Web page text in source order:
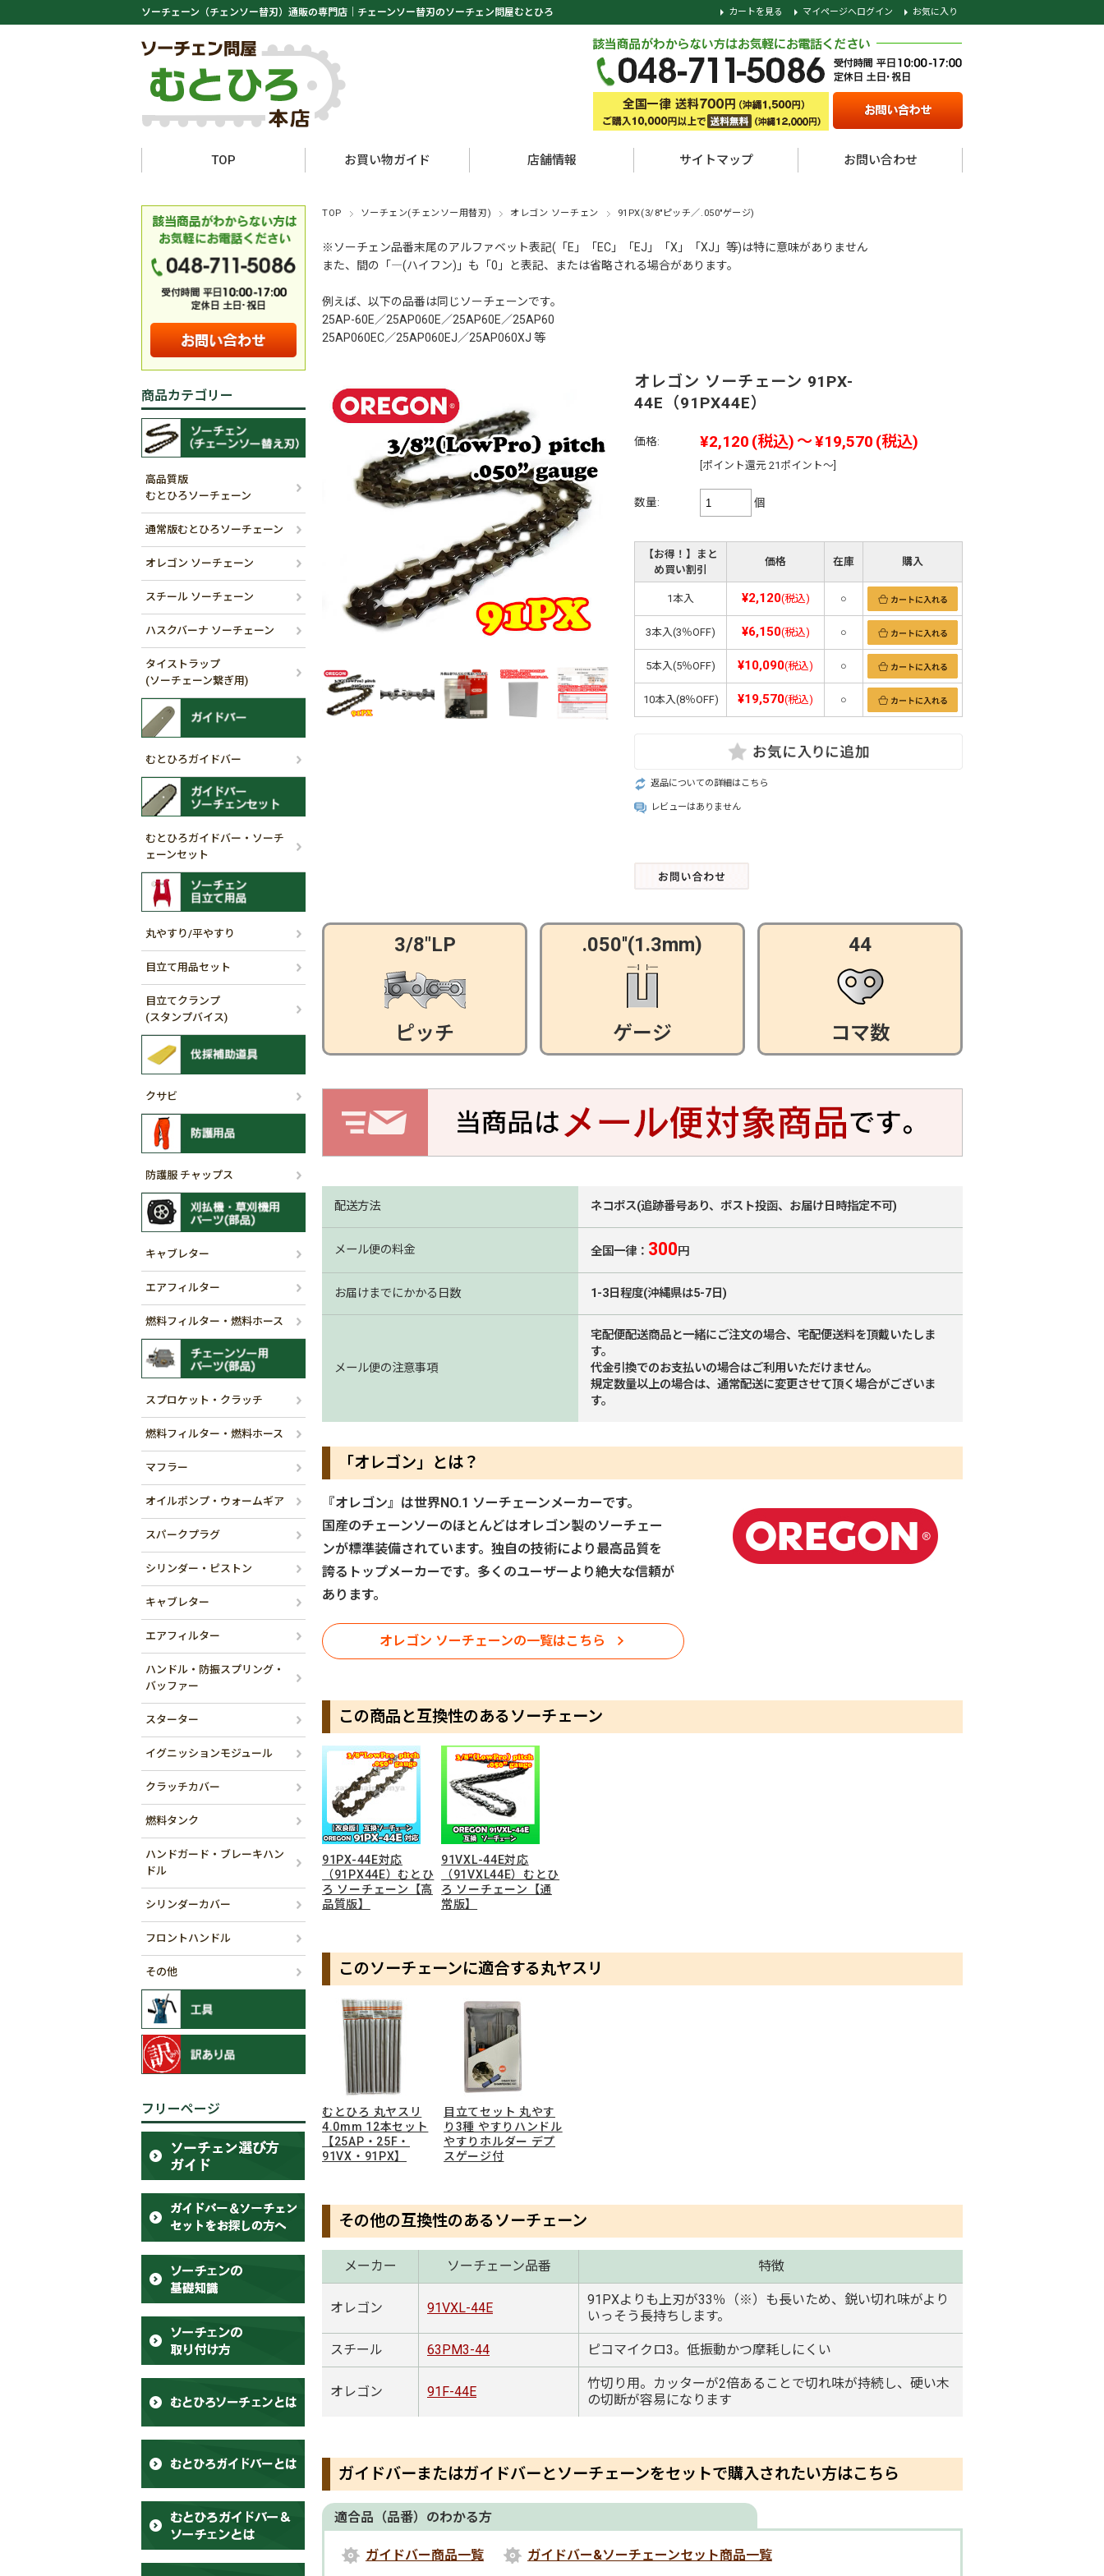
ソーチェーン（チェンソー替刃）通販の専門店｜ チェーンソー替刃のソーチェン問屋むとひろ カートを見る マイページへログイン お気に入り
TOP お買い物ガイド 店舗情報 サイトマップ お問い合わせ
TOP ソーチェン(チェンソー用替刃) オレゴン ソーチェン 91PX(3/8"ピッチ／.050"ゲージ)
※ソーチェン品番末尾のアルファベット表記(「E」「EC」「EJ」「X」「XJ」等)は特に意味がありません
また、間の「―(ハイフン)」も「0」と表記、または省略される場合があります。
例えば、以下の品番は同じソーチェーンです。
25AP-60E／25AP060E／25AP60E／25AP60
25AP060EC／25AP060EJ／25AP060XJ 等
オレゴン ソーチェーン 91PX-
44E（91PX44E）
価格: ¥2,120 (税込) ～¥19,570 (税込)
[ポイント還元 21ポイント～]
数量: 個
【お得！】まと
め買い割引
価格 在庫 購入
1本入 ¥2,120(税込) ○
3本入(3％OFF) ¥6,150(税込) ○
5本入(5％OFF) ¥10,090(税込) ○
10本入(8％OFF) ¥19,570(税込) ○
返品についての詳細はこちら
レビューはありません
3/8"LP
ピッチ
.050''(1.3mm)
ゲージ
44
コマ数
配送方法 ネコポス(追跡番号あり、ポスト投函、お届け日時指定不可)
メール便の料金 全国一律： 300円
お届けまでにかかる日数 1-3日程度(沖縄県は5-7日)
メール便の注意事項
宅配便配送商品と一緒にご注文の場合、宅配便送料を頂戴いたしま
す。
代金引換でのお支払いの場合はご利用いただけません。
規定数量以上の場合は、通常配送に変更させて頂く場合がございま
す。
「オレゴン」とは？
『オレゴン』は世界NO.1 ソーチェーンメーカーです。
国産のチェーンソーのほとんどはオレゴン製のソーチェー
ンが標準装備されています。独自の技術により最高品質を
誇るトップメーカーです。多くのユーザーより絶大な信頼が
あります。
オレゴン ソーチェーンの一覧はこちら
この商品と互換性のあるソーチェーン
91PX-44E対応
（91PX44E）むとひ
ろ ソーチェーン【高
品質版】
91VXL-44E対応
（91VXL44E）むとひ
ろ ソーチェーン【通
常版】
このソーチェーンに適合する丸ヤスリ
むとひろ 丸ヤスリ
4.0mm 12本セット
【25AP・25F・
91VX・91PX】
目立てセット 丸やす
り3種 やすりハンドル
やすりホルダー デプ
スゲージ付
その他の互換性のあるソーチェーン
メーカー ソーチェーン品番 特徴
オレゴン 91VXL-44E
91PXよりも上刃が33％（※）も長いため、鋭い切れ味がより
いっそう長持ちします。
スチール 63PM3-44 ピコマイクロ3。低振動かつ摩耗しにくい
オレゴン 91F-44E
竹切り用。カッターが2倍あることで切れ味が持続し、硬い木
の切断が容易になります
ガイドバーまたはガイドバーとソーチェーンをセットで購入されたい方はこちら
適合品（品番）のわかる方
ガイドバー商品一覧 ガイドバー&ソーチェーンセット商品一覧
商品カテゴリー
高品質版
むとひろソーチェーン
通常版むとひろソーチェーン
オレゴン ソーチェーン
スチール ソーチェーン
ハスクバーナ ソーチェーン
タイストラップ
(ソーチェーン繋ぎ用)
むとひろガイドバー
むとひろガイドバー・ソーチ
ェーンセット
丸やすり/平やすり
目立て用品セット
目立てクランプ
(スタンプバイス)
クサビ
防護服 チャップス
キャブレター
エアフィルター
燃料フィルター・燃料ホース
スプロケット・クラッチ
燃料フィルター・燃料ホース
マフラー
オイルポンプ・ウォームギア
スパークプラグ
シリンダー・ピストン
キャブレター
エアフィルター
ハンドル・防振スプリング・
バッファー
スターター
イグニッションモジュール
クラッチカバー
燃料タンク
ハンドガード・ブレーキハン
ドル
シリンダーカバー
フロントハンドル
その他
フリーページ